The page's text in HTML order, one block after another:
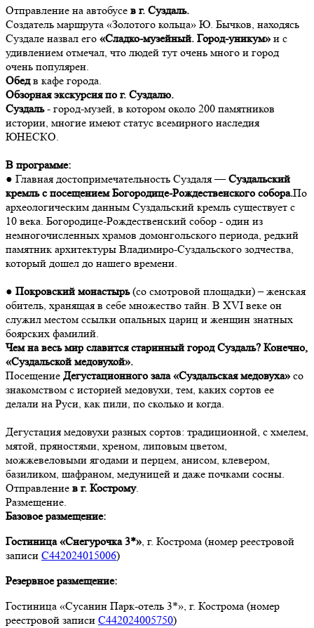
Отправление на автобусе в г. Суздаль.
Создатель маршрута «Золотого кольца» Ю. Бычков, находясь
Суздале назвал его «Сладко-музейный. Город-уникум» и с
удивлением отмечал, что людей тут очень много и город
очень популярен.
Обедв кафе города.
Обзорная экскурсия по г. Суздалю.
Суздаль- город-музей, в котором около 200 памятников
истории, многие имеют статус всемирного наследия
ЮНЕСКО.
В программе:
● Главная достопримечательность Суздаля —Суздальский
кремль с посещением Богородице-Рождественского собора.По
археологическим данным Суздальский кремль существует с
10 века. Богородице-Рождественский собор - один из
немногочисленных храмов домонгольского периода, редкий
памятник архитектуры Владимиро-Суздальского зодчества,
который дошел до нашего времени.
● Покровский монастырь(со смотровой площадки) – женская
обитель, хранящая в себе множество тайн. В XVI веке он
служил местом ссылки опальных цариц и женщин знатных
боярских фамилий.
Чем на весь мир славится старинный город Суздаль? Конечно,
«Суздальской медовухой».
Посещение Дегустационного зала «Суздальская медовуха» со
знакомством с историей медовухи, тем, каких сортов ее
делали на Руси, как пили, по сколько и когда.
Дегустация медовухи разных сортов: традиционной, с хмелем,
мятой, пряностями, хреном, липовым цветом,
можжевеловыми ягодами и перцем, анисом, клевером,
базиликом, шафраном, медуницей и даже почками сосны.
Отправление в г. Кострому.
Размещение.
Базовое размещение:
Гостиница «Снегурочка 3*», г. Кострома (номер реестровой
записи С442024015006)
Резервное размещение:
Гостиница «Сусанин Парк-отель 3*», г. Кострома (номер
реестровой записи С442024005750)